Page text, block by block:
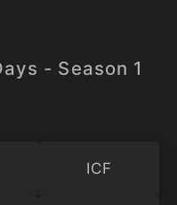
- Season 1
ICF